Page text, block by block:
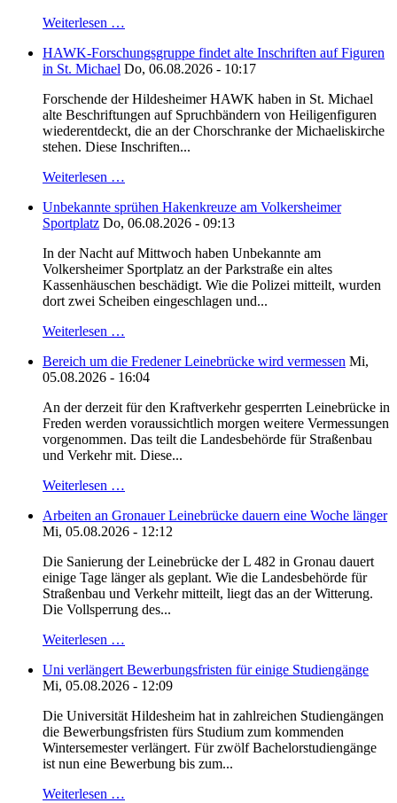
Weiterlesen …
HAWK-Forschungsgruppe findet alte Inschriften auf Figuren
in St. Michael Do, 06.08.2026 - 10:17
Forschende der Hildesheimer HAWK haben in St. Michael
alte Beschriftungen auf Spruchbändern von Heiligenfiguren
wiederentdeckt, die an der Chorschranke der Michaeliskirche
stehen. Diese Inschriften...
Weiterlesen …
Unbekannte sprühen Hakenkreuze am Volkersheimer
Sportplatz Do, 06.08.2026 - 09:13
In der Nacht auf Mittwoch haben Unbekannte am
Volkersheimer Sportplatz an der Parkstraße ein altes
Kassenhäuschen beschädigt. Wie die Polizei mitteilt, wurden
dort zwei Scheiben eingeschlagen und...
Weiterlesen …
Bereich um die Fredener Leinebrücke wird vermessen Mi,
05.08.2026 - 16:04
An der derzeit für den Kraftverkehr gesperrten Leinebrücke in
Freden werden voraussichtlich morgen weitere Vermessungen
vorgenommen. Das teilt die Landesbehörde für Straßenbau
und Verkehr mit. Diese...
Weiterlesen …
Arbeiten an Gronauer Leinebrücke dauern eine Woche länger
Mi, 05.08.2026 - 12:12
Die Sanierung der Leinebrücke der L 482 in Gronau dauert
einige Tage länger als geplant. Wie die Landesbehörde für
Straßenbau und Verkehr mitteilt, liegt das an der Witterung.
Die Vollsperrung des...
Weiterlesen …
Uni verlängert Bewerbungsfristen für einige Studiengänge
Mi, 05.08.2026 - 12:09
Die Universität Hildesheim hat in zahlreichen Studiengängen
die Bewerbungsfristen fürs Studium zum kommenden
Wintersemester verlängert. Für zwölf Bachelorstudiengänge
ist nun eine Bewerbung bis zum...
Weiterlesen …